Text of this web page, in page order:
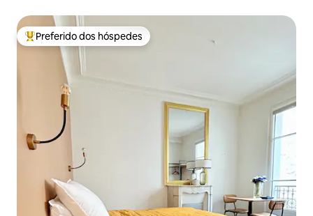
Entre os melhores preferidos dos hóspedes
Preferido dos hóspedes